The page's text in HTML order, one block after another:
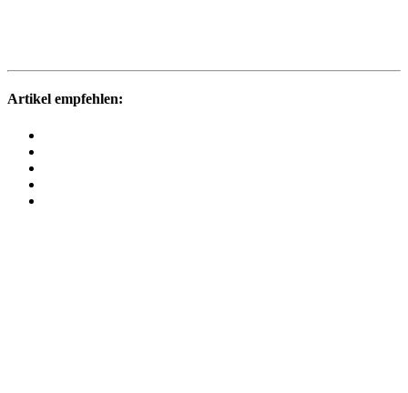
Artikel empfehlen: